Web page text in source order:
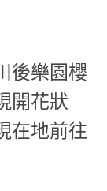
後樂園櫻
開花狀
在地前往